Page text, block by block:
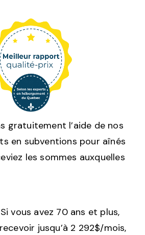
gratuitement l’aide de nos
en subventions pour aînés
les sommes auxquelles
Si vous avez 70 ans et plus,
jusqu’à 2 292$/mois,